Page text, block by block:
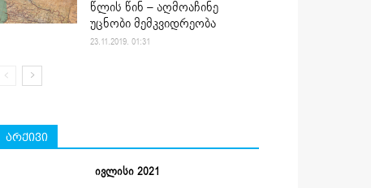
წლის წინ – აღმოაჩინე
უცნობი მემკვიდრეობა
23.11.2019. 01:31
არქივი
ივლისი 2021